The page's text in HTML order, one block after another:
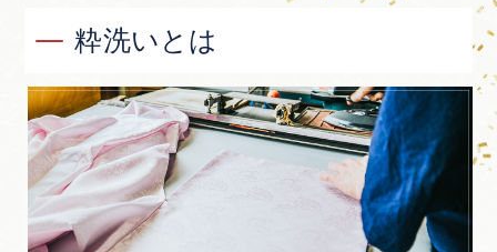
粋洗いとは